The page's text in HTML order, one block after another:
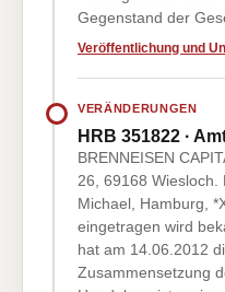
Gegenstand der
Veröffentlichung und
VERÄNDERUNGEN
HRB 351822 ·
BRENNEISEN
26, 69168 Wiesloch.
Michael, Hamburg,
eingetragen wird
hat am 14.06.2012
Zusammensetzung